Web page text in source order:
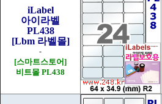
iLabel
아이라벨
PL438
[Lbm 라벨몰]
-
[스마트스토어]
비트몰 PL438